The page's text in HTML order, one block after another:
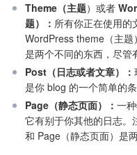
Theme（主题）或者
题）： 所有你正在使用的
WordPress theme（主题
是两个不同的东西，尽管
Post（日志或者文章）：
是你 blog 的一个简单的
Page（静态页面）： 一
它有别于你其他的日志。
和 Page（静态页面）是